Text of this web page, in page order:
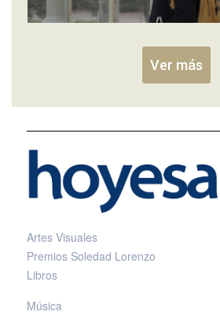
Ver más
Artes Visuales
Premios Soledad Lorenzo
Libros
Música